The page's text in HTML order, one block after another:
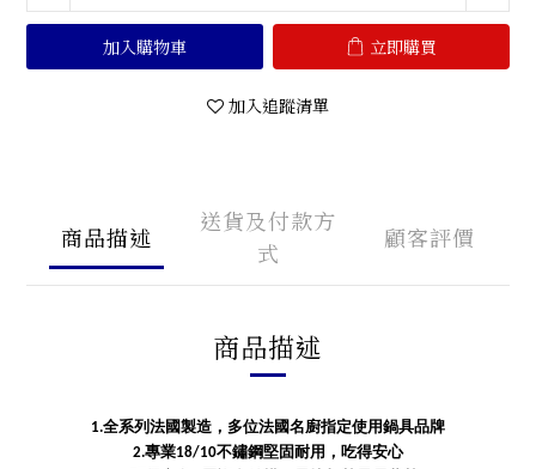
加入購物車 立即購買
加入追蹤清單
商品描述
送貨及付款方
式
顧客評價
商品描述
1.全系列法國製造，多位法國名廚指定使用鍋具品牌
2.專業18/10不鏽鋼堅固耐用，吃得安心